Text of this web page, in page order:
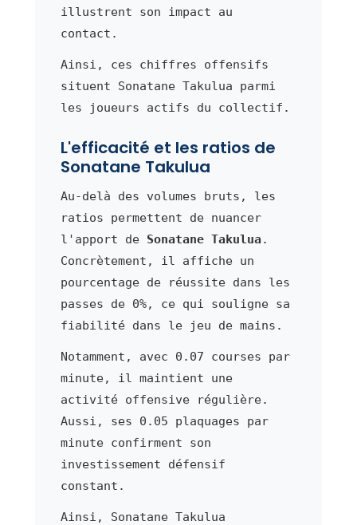
illustrent son impact au
contact.
Ainsi, ces chiffres offensifs
situent Sonatane Takulua parmi
les joueurs actifs du collectif.
L'efficacité et les ratios de
Sonatane Takulua
Au-delà des volumes bruts, les
ratios permettent de nuancer
l'apport de Sonatane Takulua .
Concrètement, il affiche un
pourcentage de réussite dans les
passes de 0%, ce qui souligne sa
fiabilité dans le jeu de mains.
Notamment, avec 0.07 courses par
minute, il maintient une
activité offensive régulière.
Aussi, ses 0.05 plaquages par
minute confirment son
investissement défensif
constant.
Ainsi, Sonatane Takulua